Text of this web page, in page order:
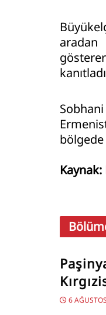
aradan
Kaynak:
6